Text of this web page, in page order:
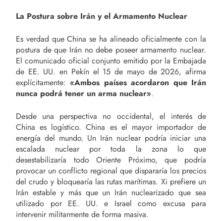
La Postura sobre Irán y el Armamento Nuclear
Es verdad que China se ha alineado oficialmente con la
postura de que Irán no debe poseer armamento nuclear.
El comunicado oficial conjunto emitido por la Embajada
de EE. UU. en Pekín el 15 de mayo de 2026, afirma
explícitamente:«Ambos países acordaron que Irán
nunca podrá tener un arma nuclear».
Desde una perspectiva no occidental, el interés de
China es logístico. China es el mayor importador de
energía del mundo. Un Irán nuclear podría iniciar una
escalada nuclear por toda la zona lo que
desestabilizaría todo Oriente Próximo, que podría
provocar un conflicto regional que dispararía los precios
del crudo y bloquearía las rutas marítimas. Xi prefiere un
Irán estable y más que un Irán nuclearizado que sea
utilizado por EE. UU. e Israel como excusa para
intervenir militarmente de forma masiva.